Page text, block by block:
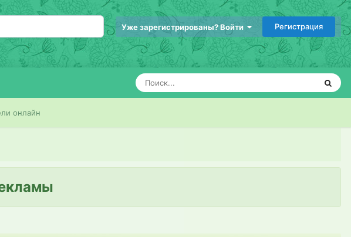
Уже зарегистрированы? Войти Регистрация
онлайн